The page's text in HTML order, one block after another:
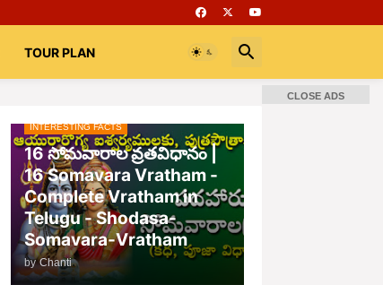
TOUR PLAN
📚 Books Rooms భగవద్గీత
INTERESTING FACTS
16 సోమవారాల వ్రతవిధానం |
16 Somavara Vratham -
Complete Vratham in
Telugu - Shodasa-
Somavara-Vratham
by Chanti
CLOSE ADS